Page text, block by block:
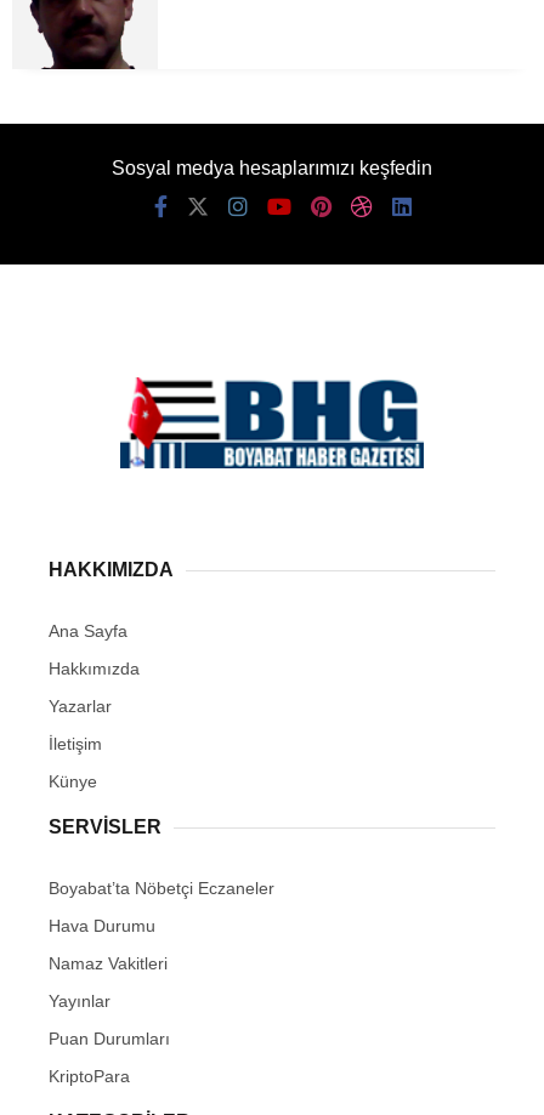
Sosyal medya hesaplarımızı keşfedin
HAKKIMIZDA
Ana Sayfa
Hakkımızda
Yazarlar
İletişim
Künye
SERVISLER
Boyabat’ta Nöbetçi Eczaneler
Hava Durumu
Namaz Vakitleri
Yayınlar
Puan Durumları
KriptoPara